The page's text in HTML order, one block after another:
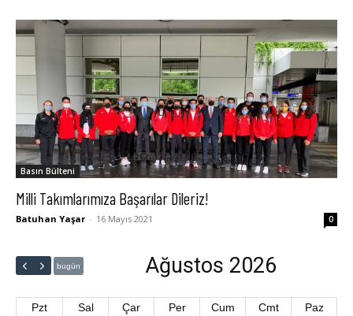
Basın Bülteni
Milli Takımlarımıza Başarılar Dileriz!
Batuhan Yaşar - 16 Mayıs 2021 0
bugün Ağustos 2026
Pzt Sal Çar Per Cum Cmt
Paz